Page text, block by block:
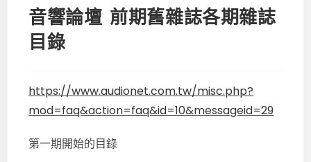
音響論壇 前期舊雜誌各期雜誌
目錄
https://www.audionet.com.tw/misc.php?
mod=faq&action=faq&id=10&messageid=29
第一期開始的目錄